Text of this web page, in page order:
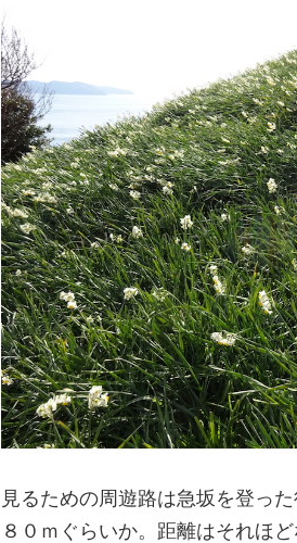
見るための周遊路は急坂を登っ
８０ｍぐらいか。距離はそれほ